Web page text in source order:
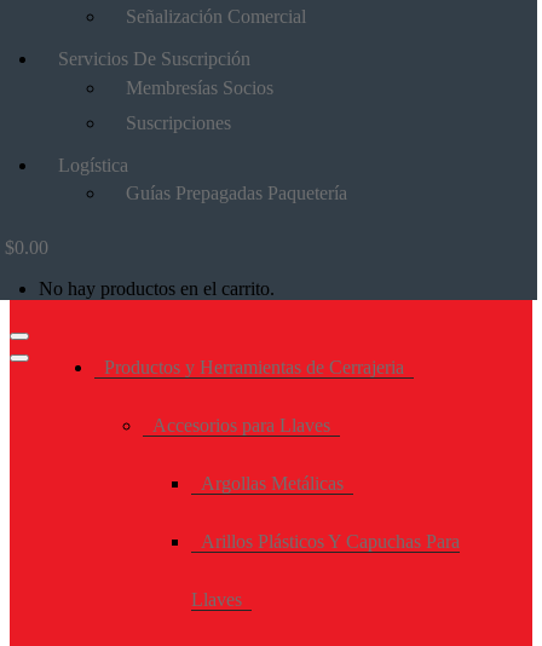
Señalización Comercial
Servicios De Suscripción
Membresías Socios
Suscripciones
Logística
Guías Prepagadas Paquetería
$0.00
No hay productos en el carrito.
Productos y Herramientas de Cerrajeria
Accesorios para Llaves
Argollas Metálicas
Arillos Plásticos Y Capuchas Para
Llaves